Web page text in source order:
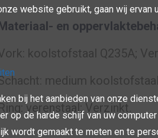
en
koolstofstaal Q235A;
medium
verenstaal; Verzinkt.
website gebruikt, gaan wij ervan
bij het aanbieden van onze
op de harde schijf van uw
wordt gemaakt te meten en te